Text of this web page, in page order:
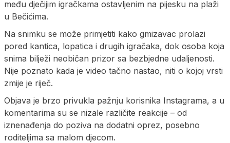
među dječijim igračkama ostavljenim na pijesku na plaži
u Bečićima.
Na snimku se može primjetiti kako gmizavac prolazi
pored kantica, lopatica i drugih igračaka, dok osoba koja
snima bilježi neobičan prizor sa bezbjedne udaljenosti.
Nije poznato kada je video tačno nastao, niti o kojoj vrsti
zmije je riječ.
Objava je brzo privukla pažnju korisnika Instagrama, a u
komentarima su se nizale različite reakcije – od
iznenađenja do poziva na dodatni oprez, posebno
roditeljima sa malom djecom.